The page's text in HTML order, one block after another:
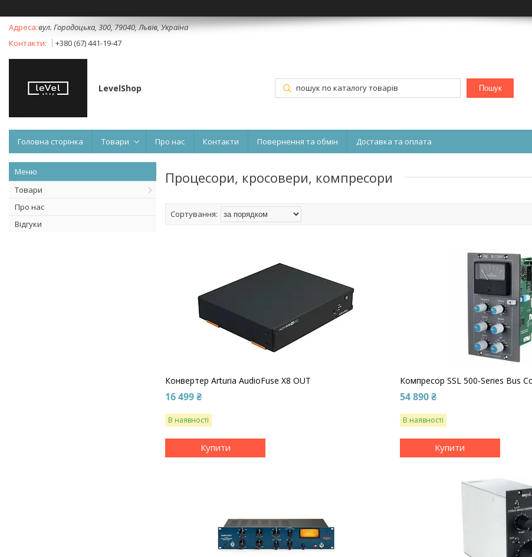
вул. Городоцька, 300, 79040, Львів, Україна
+380 (67) 441-19-47
LevelShop Пошук
Головна сторінка Товари Про нас Контакти Повернення та обмін Доставка та оплата
Товари
Про нас
Відгуки
Процесори, кросовери, компресори
Конвертер Arturia AudioFuse X8 OUT
16 499 ₴
В наявності
Купити
Компресор SSL 500-Series Bus
54 890 ₴
В наявності
Купити